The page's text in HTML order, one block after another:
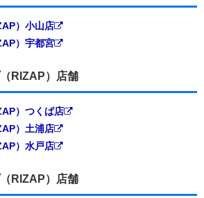
）小山店
）宇都宮
RIZAP）店舗
）つくば店
）土浦店
）水戸店
RIZAP）店舗